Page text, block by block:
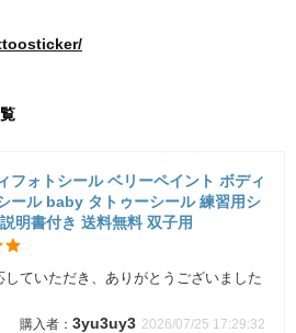
フォトシール ベリーペイント ボディ
ール baby タトゥーシール 練習用シ
明書付き 送料無料 双子用
していただき、ありがとうございました
3yu3uy3 2026/07/25 17:29:32